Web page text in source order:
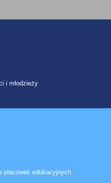
i młodzieży
placówek edukacyjnych